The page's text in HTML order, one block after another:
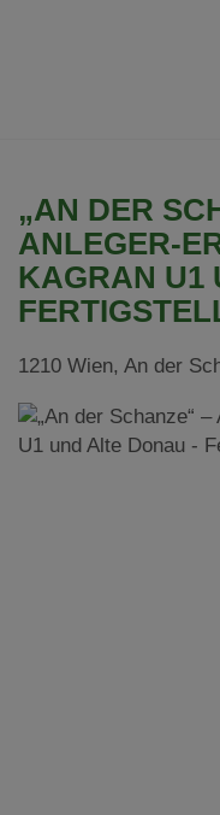
„AN DER
ANLEGER-
KAGRAN U1
1210 Wien, An der